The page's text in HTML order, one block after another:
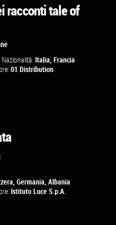
racconti tale of
Nazionalità:Italia ,Francia
01 Distribution
,Germania,Albania
Istituto Luce S.p.A.